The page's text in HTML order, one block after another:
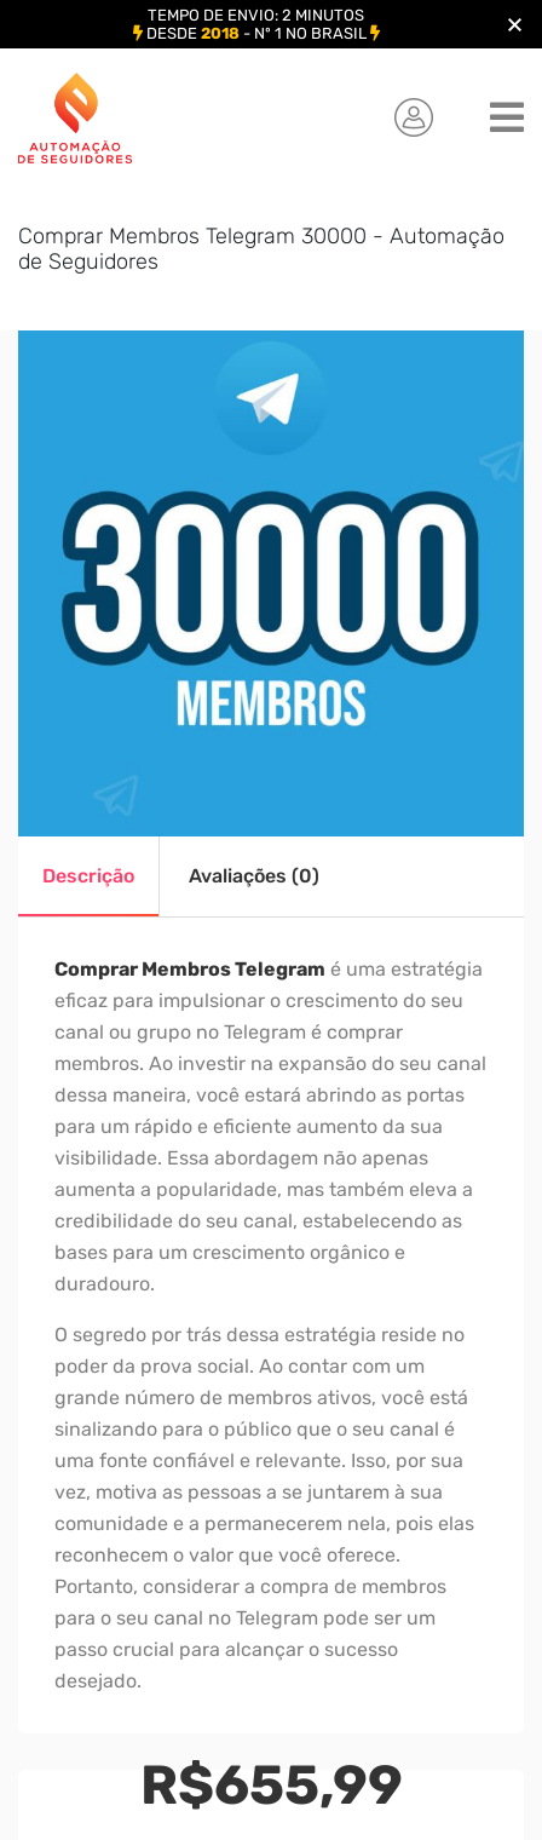
content
Comprar Membros Telegram 30000 - Automação
de Seguidores
Descrição Avaliações (0)
Comprar Membros Telegram é uma estratégia
eficaz para impulsionar o crescimento do seu
canal ou grupo no Telegram é comprar
membros. Ao investir na expansão do seu canal
dessa maneira, você estará abrindo as portas
para um rápido e eficiente aumento da sua
visibilidade. Essa abordagem não apenas
aumenta a popularidade, mas também eleva a
credibilidade do seu canal, estabelecendo as
bases para um crescimento orgânico e
duradouro.
O segredo por trás dessa estratégia reside no
poder da prova social. Ao contar com um
grande número de membros ativos, você está
sinalizando para o público que o seu canal é
uma fonte confiável e relevante. Isso, por sua
vez, motiva as pessoas a se juntarem à sua
comunidade e a permanecerem nela, pois elas
reconhecem o valor que você oferece.
Portanto, considerar a compra de membros
para o seu canal no Telegram pode ser um
passo crucial para alcançar o sucesso
desejado.
R$655,99
TEMPO DE ENVIO: 2 MINUTOS
DESDE 2018- Nº 1 NO BRASIL